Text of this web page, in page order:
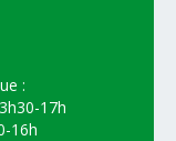
:
17h
16h